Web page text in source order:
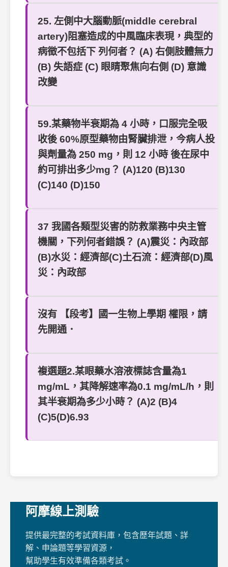
25. 左側中大腦動脈(middle cerebral
artery)阻塞造成的中風臨床表現，典型的
病徵不包括下 列何者？ (A) 右側肢體無力
(B) 失語症 (C) 眼睛聚焦向右側 (D) 意識
改變
59.某藥物半衰期為 4 小時，口服完全吸
收後 60%原型藥物由腎臟排泄，今病人投
與劑量為 250 mg，則 12 小時 後在尿中
約可排出多少mg？ (A)120 (B)130
(C)140 (D)150
37 我國各類型災害的防救業務中央主管
機關，下列何者錯誤？ (A)震災：內政部
(B)水災：經濟部(C)土石流：經濟部(D)風
災：內政部
沒有 【段考】國一生物上學期 權限，請
先開通．
複選題2.某眼藥水溶液標誌含量為1
mg/mL，其降解速率為0.1 mg/mL/h，則
其半衰期為多少小時？ (A)2 (B)4
(C)5(D)6.93
阿摩線上測驗
提供最完整的考試資料庫，包含歷年試題、詳
解、申論題等學習資源，
幫助學生有效準備各類考試。